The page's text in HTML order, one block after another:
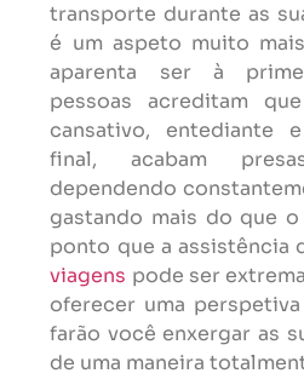
transporte durante as
é um aspeto muito
aparenta ser à
pessoas acreditam
cansativo, entediante
final, acabam
dependendo
gastando mais do que o
ponto que a assistência
viagens pode ser
oferecer uma
farão você enxergar as
de uma maneira